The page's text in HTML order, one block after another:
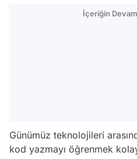
İçeriğin
Günümüz teknolojileri
kod yazmayı öğrenmek